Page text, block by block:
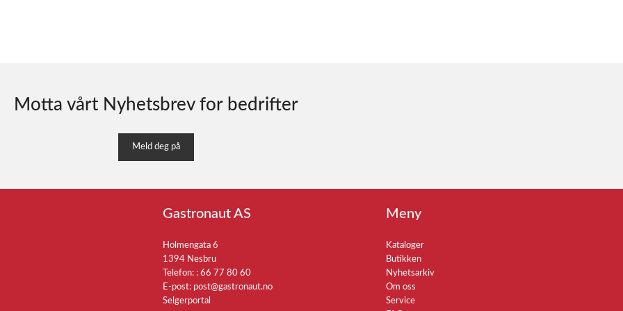
Motta vårt Nyhetsbrev for bedrifter
Meld deg på
Gastronaut AS
Holmengata 6
1394 Nesbru
Telefon: : 66 77 80 60
E-post: post@gastronaut.no
Selgerportal
Meny
Kataloger
Butikken
Nyhetsarkiv
Om oss
Service